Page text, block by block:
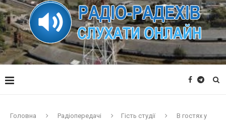
Головна Радіопередачі Гість студії
В гостях у